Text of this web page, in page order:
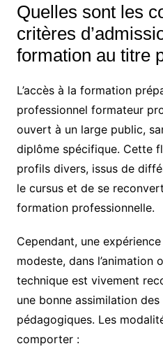
Quelles sont les
critères
formation au titre
L’accès à la formation
professionnel formateur
ouvert à un large public,
diplôme spécifique. Cette
profils divers, issus de
le cursus et de se
formation professionnelle.
Cependant, une
modeste, dans l’animation
technique est vivement
une bonne assimilation
pédagogiques. Les
comporter :